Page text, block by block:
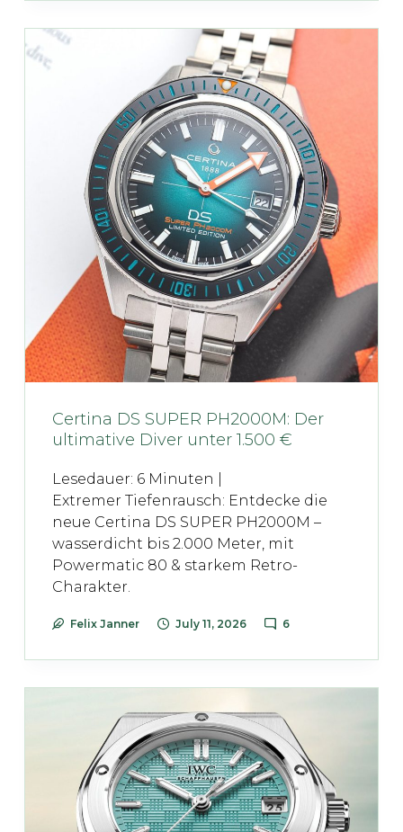
Certina DS SUPER PH2000M: Der
ultimative Diver unter 1.500 €
Lesedauer: 6 Minuten |
Extremer Tiefenrausch: Entdecke die
neue Certina DS SUPER PH2000M –
wasserdicht bis 2.000 Meter, mit
Powermatic 80 & starkem Retro-
Charakter.
Felix Janner July 11, 2026 6